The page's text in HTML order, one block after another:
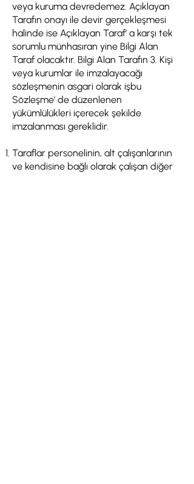
veya kuruma devredemez. Açıklayan
Tarafın onayı ile devir gerçekleşmesi
halinde ise Açıklayan Taraf’ a karşı tek
sorumlu münhasıran yine Bilgi Alan
Taraf olacaktır. Bilgi Alan Tarafın 3. Kişi
veya kurumlar ile imzalayacağı
sözleşmenin asgari olarak işbu
Sözleşme' de düzenlenen
yükümlülükleri içerecek şekilde
imzalanması gereklidir.
Taraflar personelinin, alt çalışanlarının
ve kendisine bağlı olarak çalışan diğer